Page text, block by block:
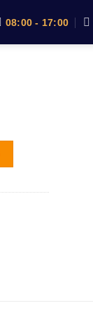
08:00 - 17:00